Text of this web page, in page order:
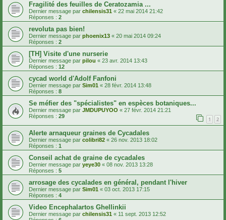
Fragilité des feuilles de Ceratozamia ...
Dernier message par chilensis31 « 22 mai 2014 21:42
Réponses : 2
revoluta pas bien!
Dernier message par phoenix13 « 20 mai 2014 09:24
Réponses : 2
[TH] Visite d'une nurserie
Dernier message par pilou « 23 avr. 2014 13:43
Réponses : 12
cycad world d'Adolf Fanfoni
Dernier message par Sim01 « 28 févr. 2014 13:48
Réponses : 8
Se méfier des "spécialistes" en espèces botaniques...
Dernier message par JMDUPUYOO « 27 févr. 2014 21:21
Réponses : 29 1 2
Alerte arnaqueur graines de Cycadales
Dernier message par colibri82 « 26 nov. 2013 18:02
Réponses : 1
Conseil achat de graine de cycadales
Dernier message par yeye30 « 08 nov. 2013 13:28
Réponses : 5
arrosage des cycalades en général, pendant l'hiver
Dernier message par Sim01 « 03 oct. 2013 17:15
Réponses : 4
Video Encephalartos Ghellinkii
Dernier message par chilensis31 « 11 sept. 2013 12:52